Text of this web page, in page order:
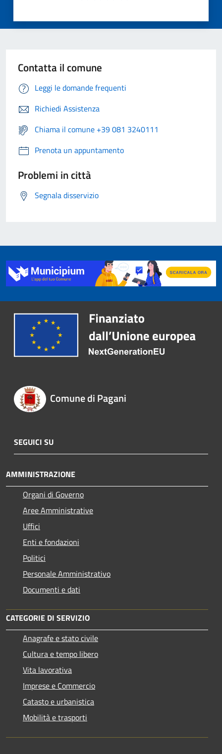
Contatta il comune
Leggi le domande frequenti
Richiedi Assistenza
Chiama il comune +39 081 3240111
Prenota un appuntamento
Problemi in città
Segnala disservizio
Comune di Pagani
SEGUICI SU
AMMINISTRAZIONE
Organi di Governo
Aree Amministrative
Uffici
Enti e fondazioni
Politici
Personale Amministrativo
Documenti e dati
CATEGORIE DI SERVIZIO
Anagrafe e stato civile
Cultura e tempo libero
Vita lavorativa
Imprese e Commercio
Catasto e urbanistica
Mobilità e trasporti